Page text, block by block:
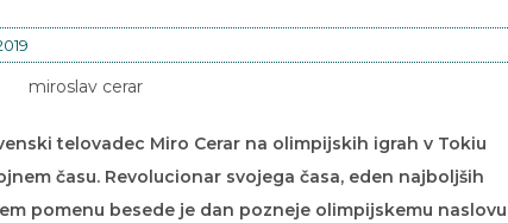
telovadec Miro Cerar na olimpijskih igrah v Tokiu
času. Revolucionar svojega časa, eden najboljših
pomenu besede je dan pozneje olimpijskemu